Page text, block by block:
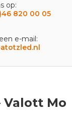
op:
820 00 05
e-mail:
Mo